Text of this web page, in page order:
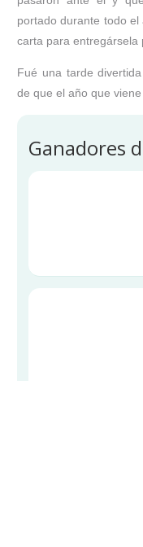
portado durante todo
carta para entregársela
Fué una tarde
de que el año que
Ganadores